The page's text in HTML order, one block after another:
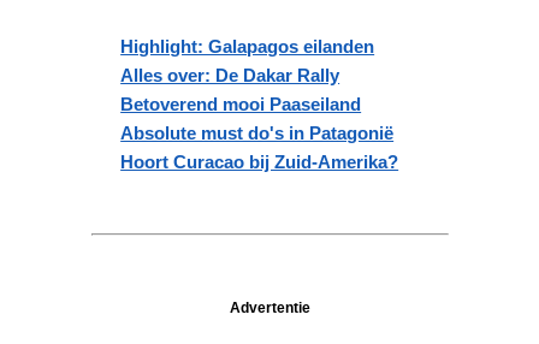
Highlight: Galapagos eilanden
Alles over: De Dakar Rally
Betoverend mooi Paaseiland
Absolute must do's in Patagonië
Hoort Curacao bij Zuid-Amerika?
Advertentie